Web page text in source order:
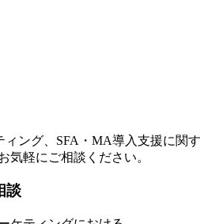
ィング、SFA・MA導入支援に関す
気軽にご相談ください。
談